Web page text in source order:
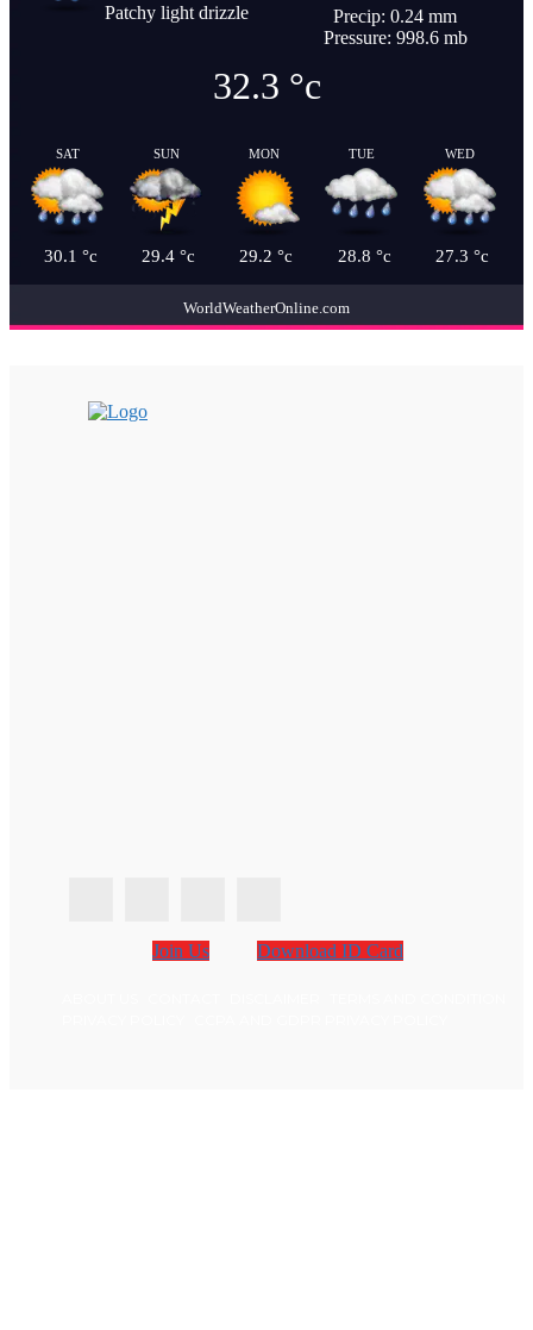
Patchy light drizzle
Precip: 0.24 mm
Pressure: 998.6 mb
32.3 °c
SAT
30.1 °c
SUN
29.4 °c
MON
29.2 °c
TUE
28.8 °c
WED
27.3 °c
WorldWeatherOnline.com
Join Us Download ID Card